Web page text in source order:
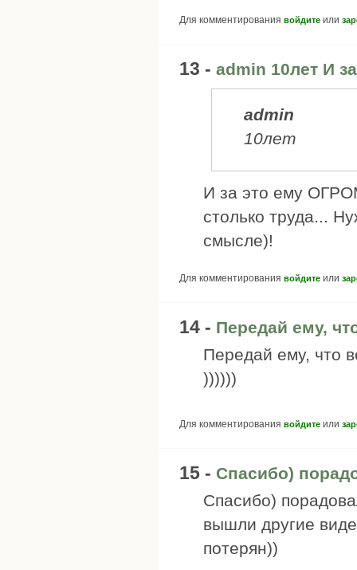
Для комментирования войдите или
13 - admin 10лет И
admin
10лет
И за это ему
столько труда...
смысле)!
Для комментирования войдите или
14 - Передай ему,
Передай ему, что
))))))
Для комментирования войдите или
15 - Спасибо)
Спасибо)
вышли другие
потерян))